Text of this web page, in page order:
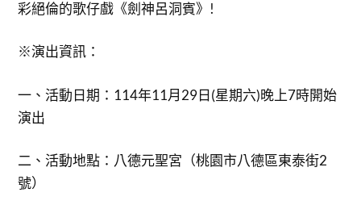
彩絕倫的歌仔戲《劍神呂洞賓》!
※演出資訊：
一、活動日期：114年11月29日(星期六)晚上7時開始
演出
二、活動地點：八德元聖宮（桃園市八德區東泰街2
號）